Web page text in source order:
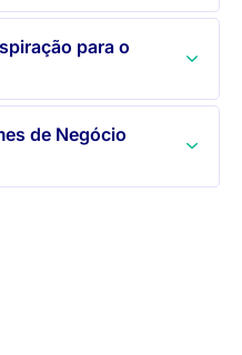
para o
de Negócio